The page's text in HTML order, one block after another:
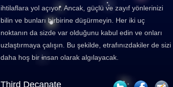
ihtilaflara yol açıyor. Ancak, güçlü ve zayıf yönlerinizi
bilin ve bunları birbirine düşürmeyin. Her iki uç
noktanın da sizde var olduğunu kabul edin ve onları
uzlaştırmaya çalışın. Bu şekilde, etrafınızdakiler de sizi
daha hoş bir insan olarak algılayacak.
Third Decanate